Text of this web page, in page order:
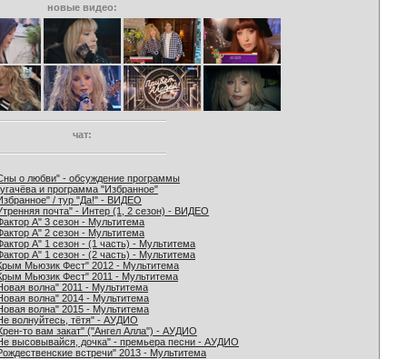
новые видео:
чат:
о любви" - обсуждение программы
и программа "Избранное"
/ тур "Да!" - ВИДЕО
почта" - Интер (1, 2 сезон) - ВИДЕО
А" 3 сезон - Мультитема
А" 2 сезон - Мультитема
А" 1 сезон - (1 часть) - Мультитема
А" 1 сезон - (2 часть) - Мультитема
Мьюзик Фест" 2012 - Мультитема
Мьюзик Фест" 2011 - Мультитема
волна" 2011 - Мультитема
волна" 2014 - Мультитема
волна" 2015 - Мультитема
волнуйтесь, тётя" - АУДИО
то вам закат" ("Ангел Алла") - АУДИО
высовывайся, дочка" - премьера песни - АУДИО
встречи" 2013 - Мультитема